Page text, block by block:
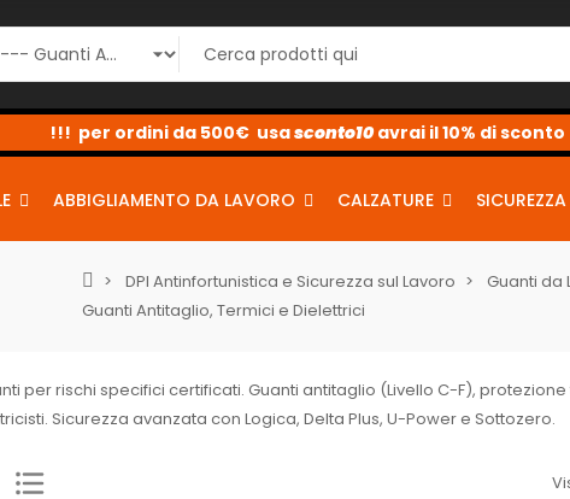
sconto2
sconto5
!!! per ordini da 500€ usasconto10avrai il 10% di
ABBIGLIAMENTO DA LAVORO CALZATURE SICUREZZA
DPI Antinfortunistica e Sicurezza sul Lavoro
Guanti da
Guanti Antitaglio, Termici e Dielettrici
per rischi specifici certificati. Guanti antitaglio (Livello C-F),
Sicurezza avanzata con Logica, Delta Plus, U-Power e Sottozero.